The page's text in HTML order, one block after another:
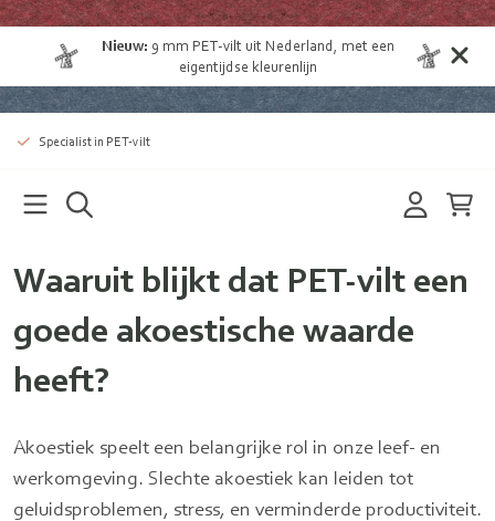
Nieuw: 9 mm PET-vilt uit Nederland , met een
eigentijdse kleurenlijn
Specialist in PET-vilt
Waaruit blijkt dat PET-vilt een
goede akoestische waarde
heeft?
Akoestiek speelt een belangrijke rol in onze leef- en
werkomgeving. Slechte akoestiek kan leiden tot
geluidsproblemen, stress, en verminderde productiviteit.